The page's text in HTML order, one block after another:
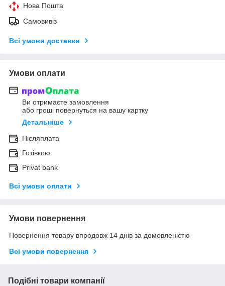
Нова Пошта
Самовивіз
Всі умови доставки
Умови оплати
Ви отримаєте замовлення
або гроші повернуться на вашу картку
Детальніше
Післяплата
Готівкою
Privat bank
Всі умови оплати
Умови повернення
Повернення товару впродовж 14 днів за домовленістю
Всі умови повернення
Подібні товари компанії